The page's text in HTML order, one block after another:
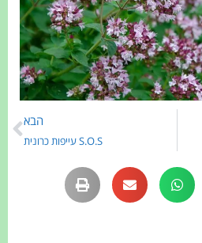
הבא
S.O.S עייפות כרונית